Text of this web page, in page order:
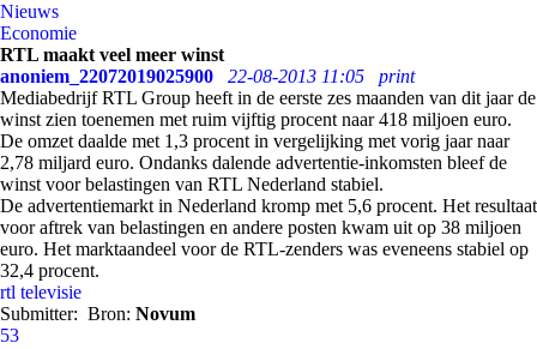
Nieuws
Economie
RTL maakt veel meer winst
anoniem_22072019025900
22-08-2013 11:05
print
Mediabedrijf RTL Group heeft in de eerste zes maanden van dit jaar de
winst zien toenemen met ruim vijftig procent naar 418 miljoen euro.
De omzet daalde met 1,3 procent in vergelijking met vorig jaar naar
2,78 miljard euro. Ondanks dalende advertentie-inkomsten bleef de
winst voor belastingen van RTL Nederland stabiel.
De advertentiemarkt in Nederland kromp met 5,6 procent. Het resultaat
voor aftrek van belastingen en andere posten kwam uit op 38 miljoen
euro. Het marktaandeel voor de RTL-zenders was eveneens stabiel op
32,4 procent.
rtl televisie
Submitter: Bron: Novum
53